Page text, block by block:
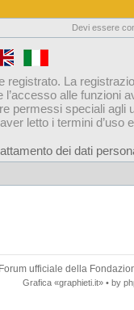
Devi essere
registrato. La
alle funzioni
permessi speciali agli
letto i termini d’uso
dei dati
Forum ufficiale della
Grafica «graphieti.it» • by